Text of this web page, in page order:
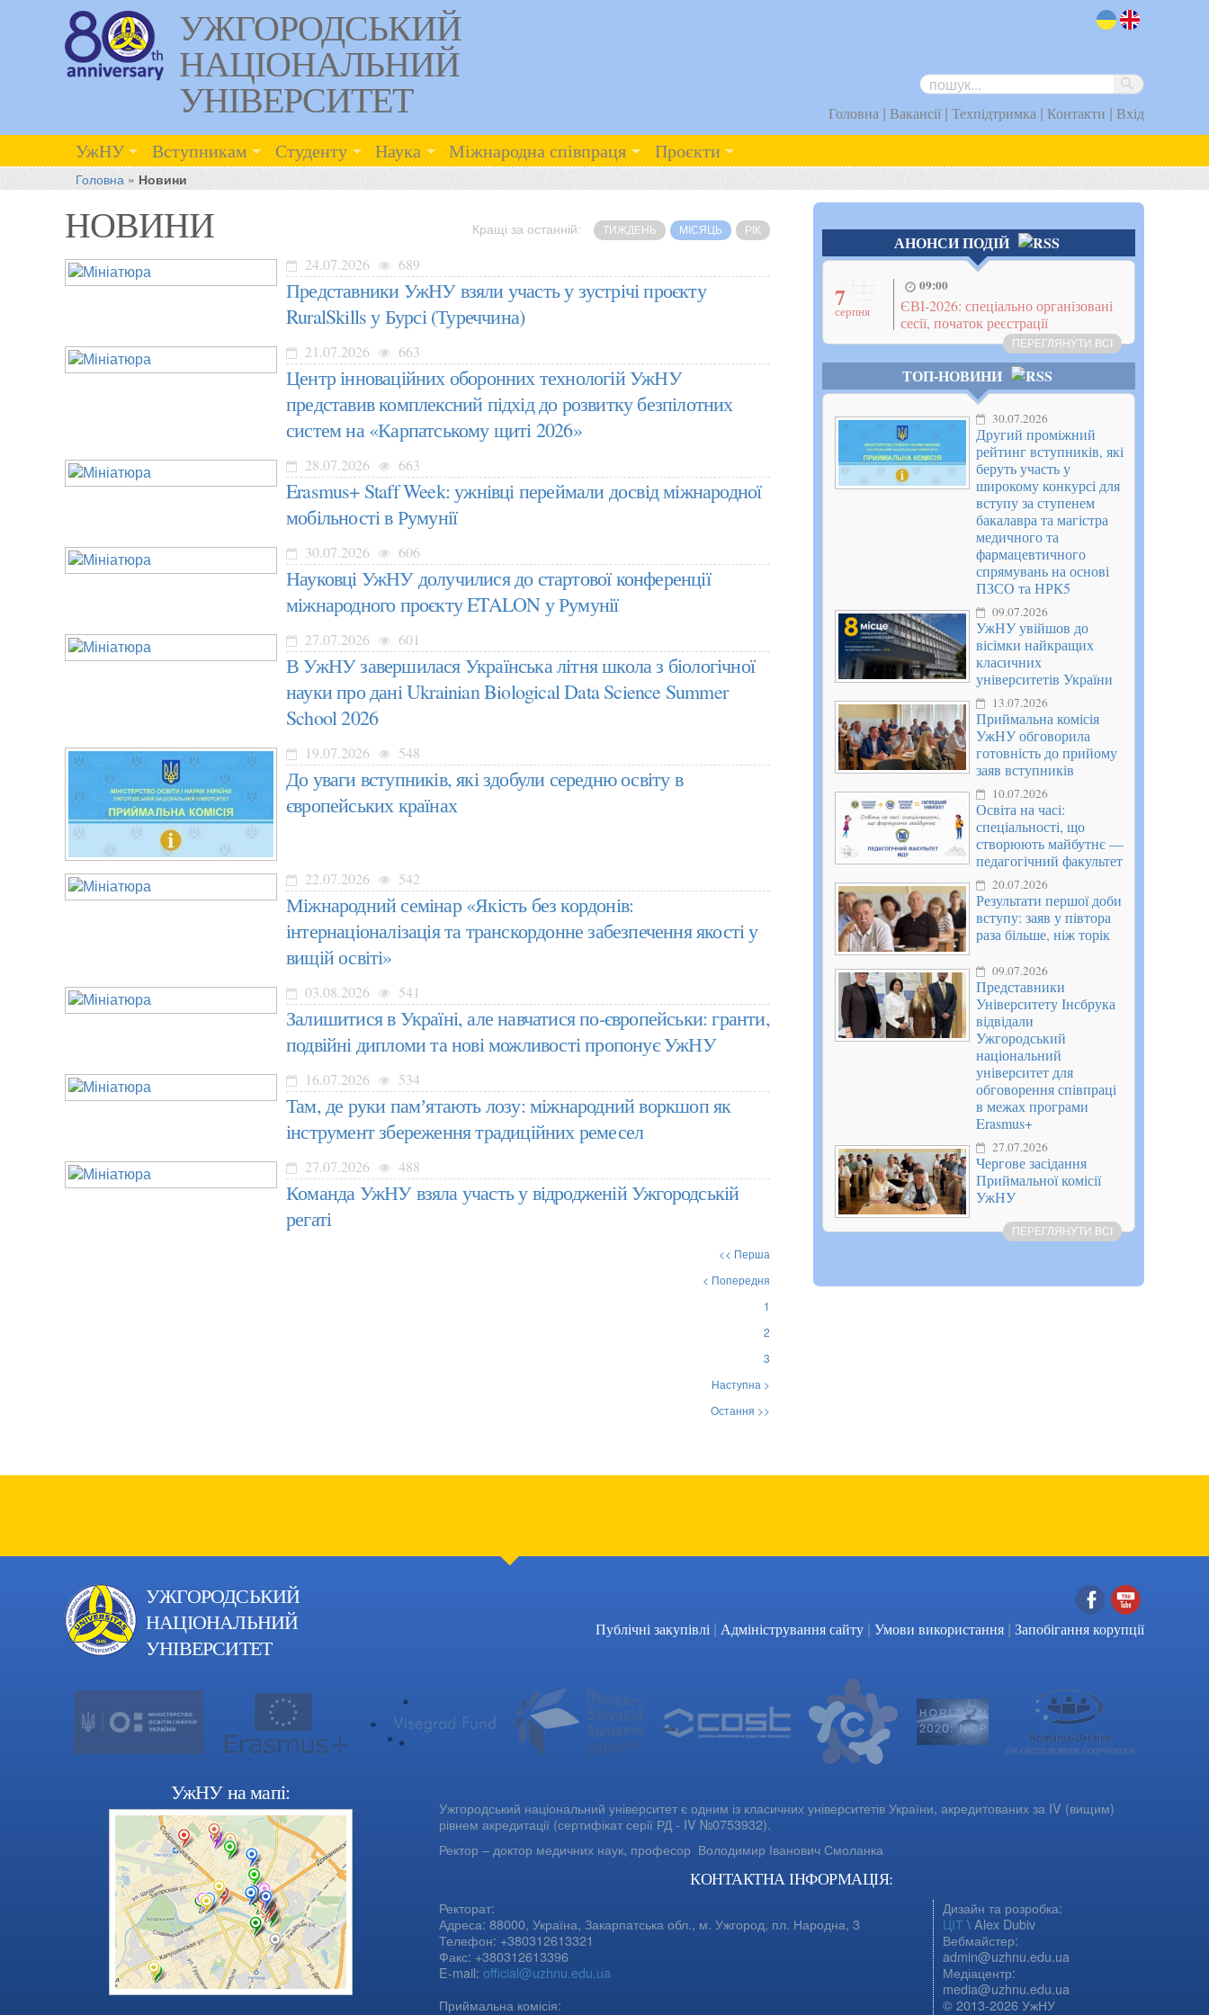
УЖГОРОДСЬКИЙ
НАЦІОНАЛЬНИЙ
УНІВЕРСИТЕТ Головна | Вакансії| Техпідтримка | Контакти | Вхід
УжНУ Вступникам Студенту Наука Міжнародна співпраця Проєкти
Головна » Новини
НОВИНИ Кращі за останній: ТИЖДЕНЬ МІСЯЦЬ РІК
24.07.2026 689
Представники УжНУ взяли участь у зустрічі проєкту
RuralSkills у Бурсі (Туреччина)
21.07.2026 663
Центр інноваційних оборонних технологій УжНУ
представив комплексний підхід до розвитку безпілотних
систем на «Карпатському щиті 2026»
28.07.2026 663
Erasmus+ Staff Week: ужнівці переймали досвід міжнародної
мобільності в Румунії
30.07.2026 606
Науковці УжНУ долучилися до стартової конференції
міжнародного проєкту ETALON у Румунії
27.07.2026 601
В УжНУ завершилася Українська літня школа з біологічної
науки про дані Ukrainian Biological Data Science Summer
School 2026
19.07.2026 548
До уваги вступників, які здобули середню освіту в
європейських країнах
22.07.2026 542
Міжнародний семінар «Якість без кордонів:
інтернаціоналізація та транскордонне забезпечення якості у
вищій освіті»
03.08.2026 541
Залишитися в Україні, але навчатися по-європейськи: гранти,
подвійні дипломи та нові можливості пропонує УжНУ
16.07.2026 534
Там, де руки памʼятають лозу: міжнародний воркшоп як
інструмент збереження традиційних ремесел
27.07.2026 488
Команда УжНУ взяла участь у відродженій Ужгородській
регаті
<< Перша
< Попередня
1
2
3
Наступна >
Остання >>
АНОНСИ ПОДІЙ
7
серпня
09:00
ЄВІ-2026: спеціально організовані
сесії, початок реєстрації
ПЕРЕГЛЯНУТИ ВСІ
ТОП-НОВИНИ
30.07.2026
Другий проміжний
рейтинг вступників, які
беруть участь у
широкому конкурсі для
вступу за ступенем
бакалавра та магістра
медичного та
фармацевтичного
спрямувань на основі
ПЗСО та НРК5
09.07.2026
УжНУ увійшов до
вісімки найкращих
класичних
університетів України
13.07.2026
Приймальна комісія
УжНУ обговорила
готовність до прийому
заяв вступників
10.07.2026
Освіта на часі:
спеціальності, що
створюють майбутнє —
педагогічний факультет
20.07.2026
Результати першої доби
вступу: заяв у півтора
раза більше, ніж торік
09.07.2026
Представники
Університету Інсбрука
відвідали
Ужгородський
національний
університет для
обговорення співпраці
в межах програми
Erasmus+
27.07.2026
Чергове засідання
Приймальної комісії
УжНУ
ПЕРЕГЛЯНУТИ ВСІ
УЖГОРОДСЬКИЙ
НАЦІОНАЛЬНИЙ
УНІВЕРСИТЕТ
Facebook
YouTube
Публічні закупівлі | Адміністрування сайту | Умови використання | Запобігання корупції
УжНУ на мапі:
Ужгородський національний університет є одним із класичних університетів України, акредитованих за IV (вищим)
рівнем акредитації (сертифікат серії РД - IV №0753932).
Ректор – доктор медичних наук, професор Володимир Іванович Смоланка
КОНТАКТНА ІНФОРМАЦІЯ:
Ректорат:
Адреса: 88000, Україна, Закарпатська обл., м. Ужгород, пл. Народна, 3
Телефон: +380312613321
Факс: +380312613396
E-mail: official@uzhnu.edu.ua
Приймальна комісія:
Дизайн та розробка:
ЦІТ \ Alex Dubiv
Вебмайстер:
admin@uzhnu.edu.ua
Медіацентр:
media@uzhnu.edu.ua
© 2013-2026 УжНУ